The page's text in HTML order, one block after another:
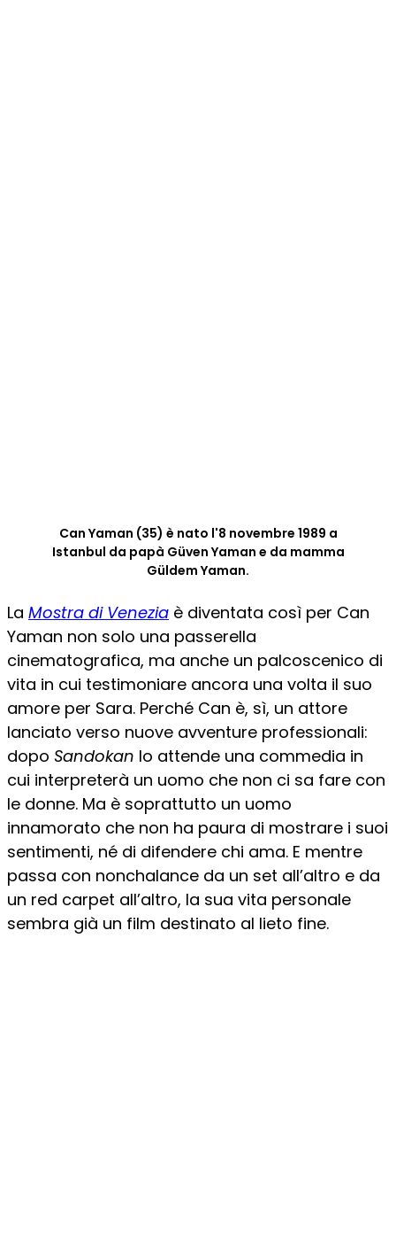
Can Yaman (35) è nato l'8 novembre 1989 a
Istanbul da papà Güven Yaman e da mamma
Güldem Yaman.
La Mostra di Venezia è diventata così per Can
Yaman non solo una passerella
cinematografica, ma anche un palcoscenico di
vita in cui testimoniare ancora una volta il suo
amore per Sara. Perché Can è, sì, un attore
lanciato verso nuove avventure professionali:
dopo Sandokan lo attende una commedia in
cui interpreterà un uomo che non ci sa fare con
le donne. Ma è soprattutto un uomo
innamorato che non ha paura di mostrare i suoi
sentimenti, né di difendere chi ama. E mentre
passa con nonchalance da un set all’altro e da
un red carpet all’altro, la sua vita personale
sembra già un film destinato al lieto fine.